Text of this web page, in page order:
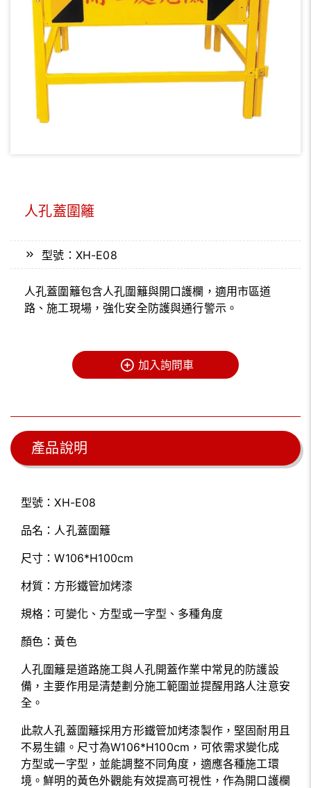
人孔蓋圍籬
型號：XH-E08
人孔蓋圍籬包含人孔圍籬與開口護欄，適用市區道
路、施工現場，強化安全防護與通行警示。
加入詢問車
產品說明
型號：XH-E08
品名：人孔蓋圍籬
尺寸：W106*H100cm
材質：方形鐵管加烤漆
規格：可變化、方型或一字型、多種角度
顏色：黃色
人孔圍籬是道路施工與人孔開蓋作業中常見的防護設
備，主要作用是清楚劃分施工範圍並提醒用路人注意安
全。
此款人孔蓋圍籬採用方形鐵管加烤漆製作，堅固耐用且
不易生鏽。尺寸為W106*H100cm，可依需求變化成
方型或一字型，並能調整不同角度，適應各種施工環
境。鮮明的黃色外觀能有效提高可視性，作為開口護欄